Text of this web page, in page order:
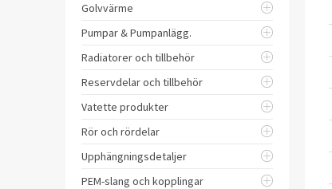
Golvvärme
Pumpar & Pumpanlägg.
Radiatorer och tillbehör
Reservdelar och tillbehör
Vatette produkter
Rör och rördelar
Upphängningsdetaljer
PEM-slang och kopplingar